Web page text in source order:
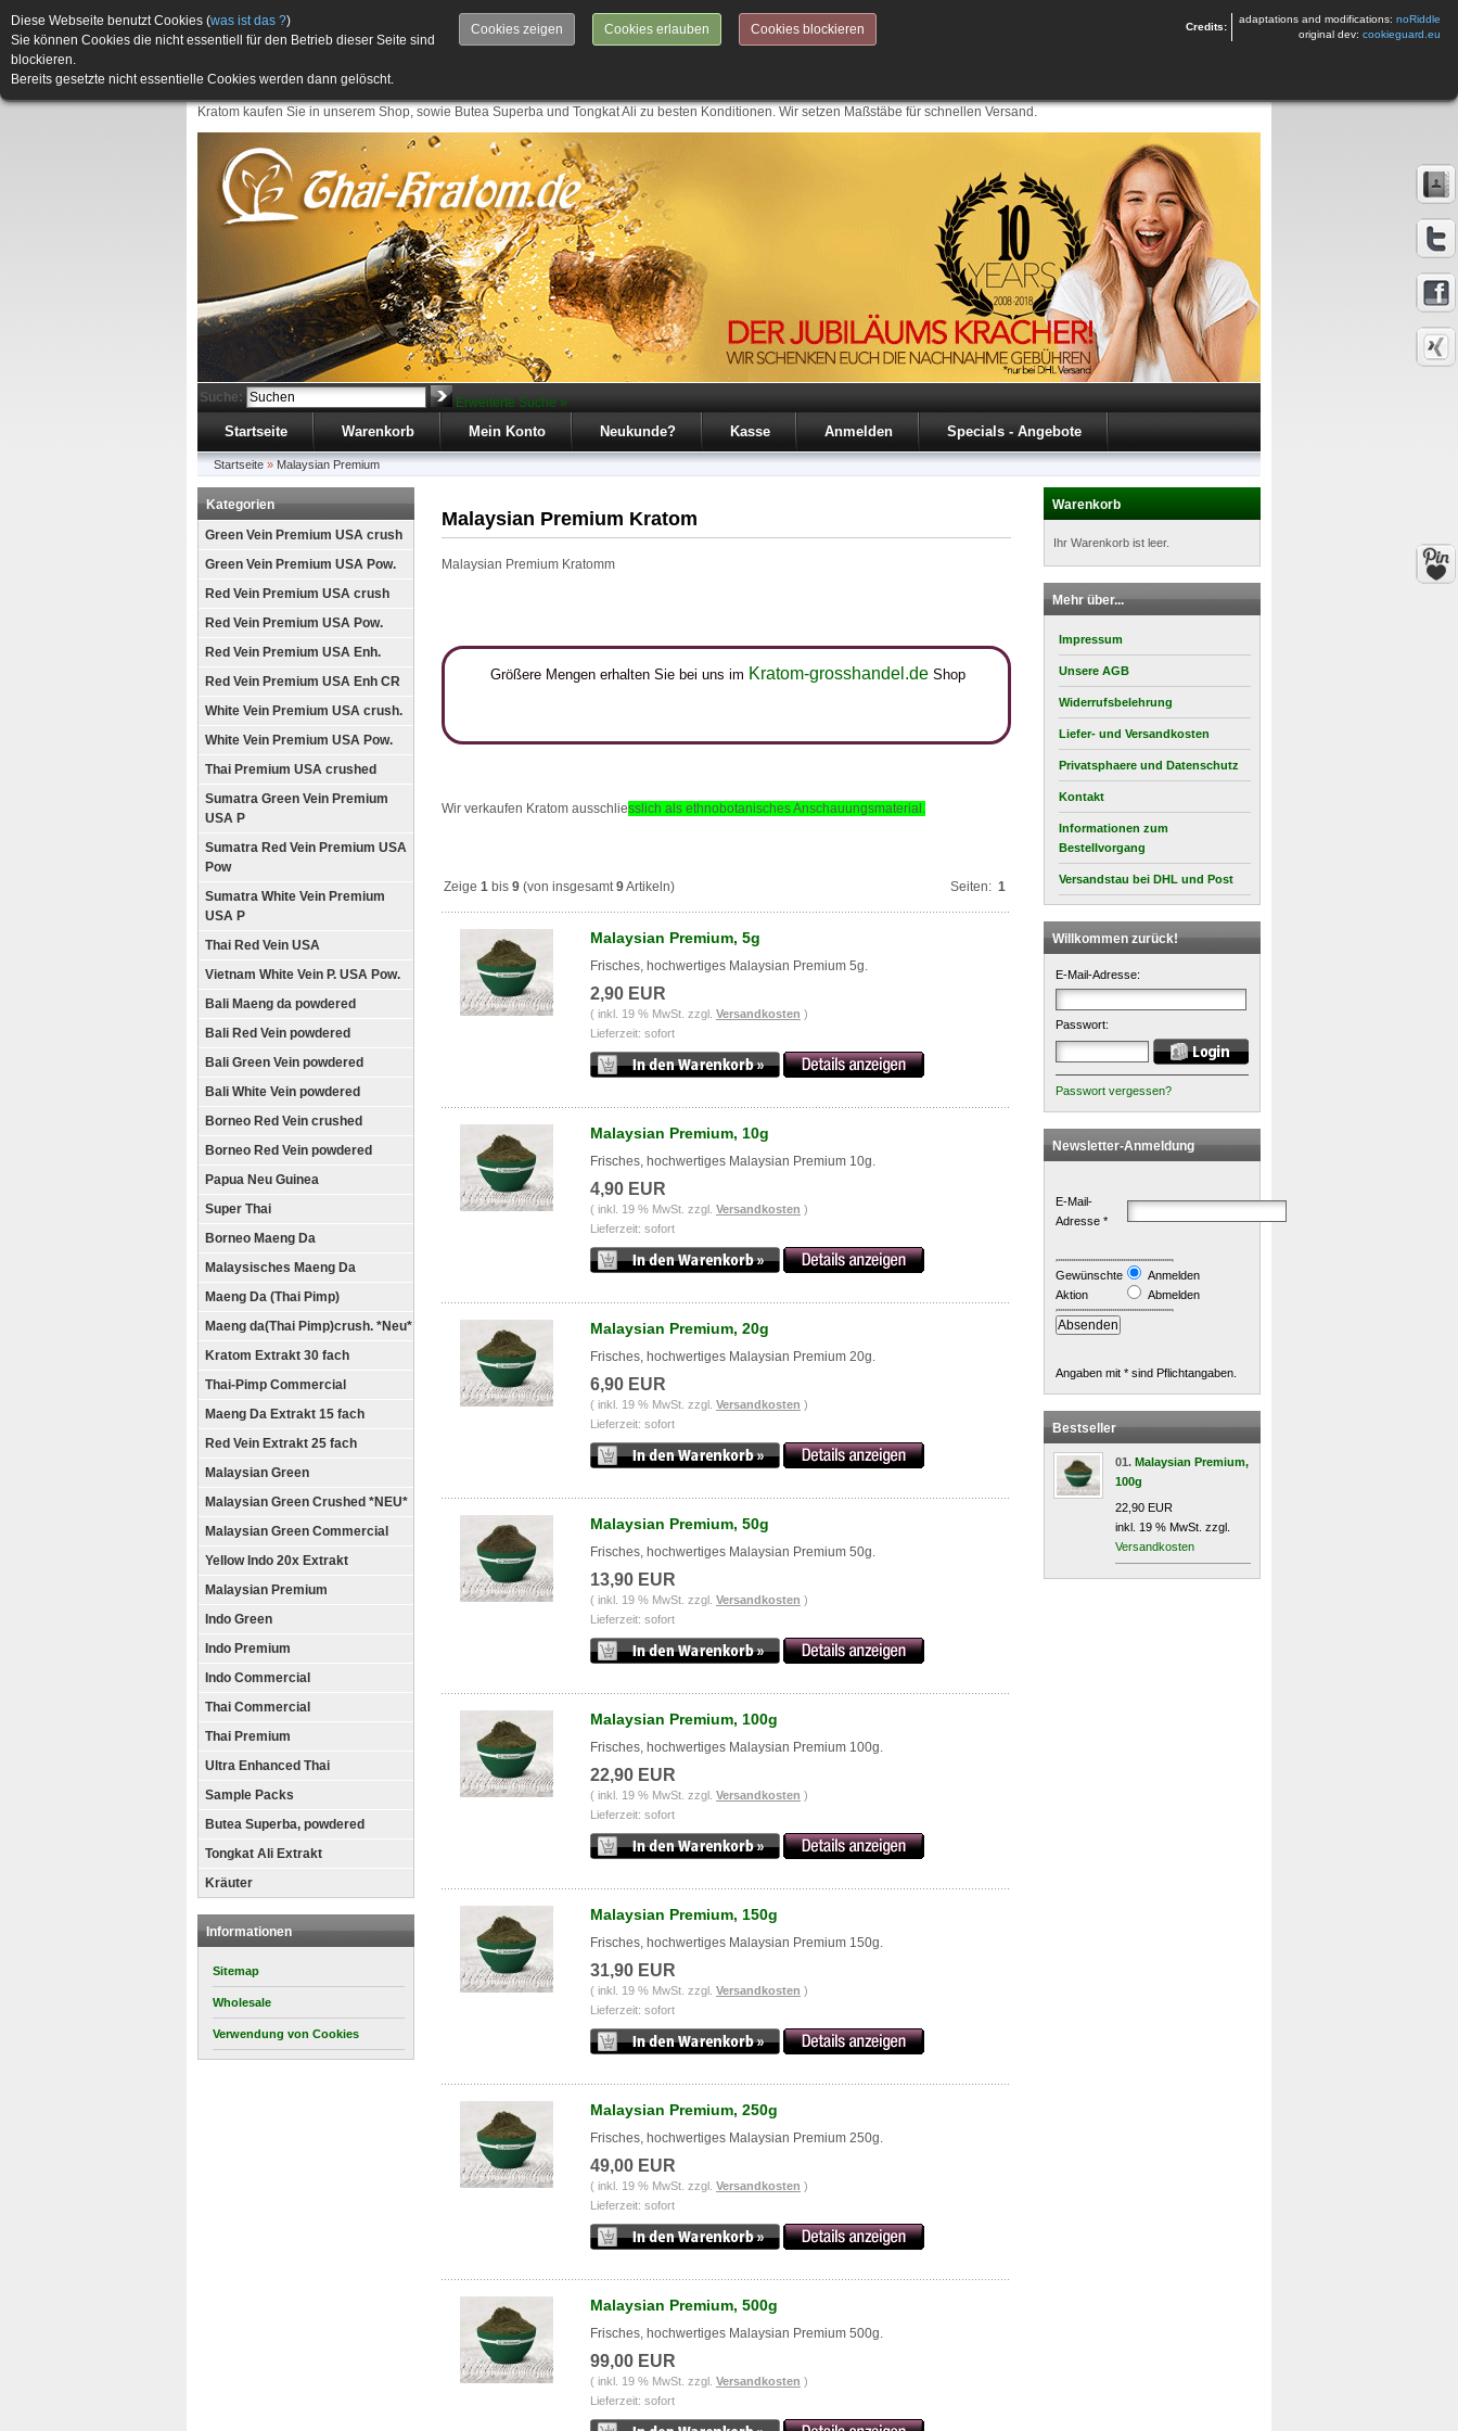
Credits:
adaptations and modifications: noRiddle
original dev: cookieguard.eu
Diese Webseite benutzt Cookies (was ist das ?)
Sie können Cookies die nicht essentiell für den Betrieb dieser Seite sind
blockieren.
Bereits gesetzte nicht essentielle Cookies werden dann gelöscht.
Cookies zeigen Cookies erlauben Cookies blockieren
Kratom kaufen Sie in unserem Shop, sowie Butea Superba und Tongkat Ali zu besten Konditionen. Wir setzen Maßstäbe für schnellen Versand.
Suche: Erweiterte Suche »
Startseite Warenkorb Mein Konto Neukunde? Kasse Anmelden Specials - Angebote
Startseite » Malaysian Premium
Kategorien
Green Vein Premium USA crush
Green Vein Premium USA Pow.
Red Vein Premium USA crush
Red Vein Premium USA Pow.
Red Vein Premium USA Enh.
Red Vein Premium USA Enh CR
White Vein Premium USA crush.
White Vein Premium USA Pow.
Thai Premium USA crushed
Sumatra Green Vein Premium
USA P
Sumatra Red Vein Premium USA
Pow
Sumatra White Vein Premium
USA P
Thai Red Vein USA
Vietnam White Vein P. USA Pow.
Bali Maeng da powdered
Bali Red Vein powdered
Bali Green Vein powdered
Bali White Vein powdered
Borneo Red Vein crushed
Borneo Red Vein powdered
Papua Neu Guinea
Super Thai
Borneo Maeng Da
Malaysisches Maeng Da
Maeng Da (Thai Pimp)
Maeng da(Thai Pimp)crush. *Neu*
Kratom Extrakt 30 fach
Thai-Pimp Commercial
Maeng Da Extrakt 15 fach
Red Vein Extrakt 25 fach
Malaysian Green
Malaysian Green Crushed *NEU*
Malaysian Green Commercial
Yellow Indo 20x Extrakt
Malaysian Premium
Indo Green
Indo Premium
Indo Commercial
Thai Commercial
Thai Premium
Ultra Enhanced Thai
Sample Packs
Butea Superba, powdered
Tongkat Ali Extrakt
Kräuter
Informationen
Sitemap
Wholesale
Verwendung von Cookies
Malaysian Premium Kratom
Malaysian Premium Kratomm
Größere Mengen erhalten Sie bei uns im Kratom-grosshandel.de Shop
Wir verkaufen Kratom ausschliesslich als ethnobotanisches Anschauungsmaterial .
Zeige 1 bis 9 (von insgesamt9Artikeln) Seiten: 1
Malaysian Premium, 5g
Frisches, hochwertiges Malaysian Premium 5g.
2,90 EUR
( inkl. 19 % MwSt. zzgl. Versandkosten )
Lieferzeit: sofort
Malaysian Premium, 10g
Frisches, hochwertiges Malaysian Premium 10g.
4,90 EUR
( inkl. 19 % MwSt. zzgl. Versandkosten )
Lieferzeit: sofort
Malaysian Premium, 20g
Frisches, hochwertiges Malaysian Premium 20g.
6,90 EUR
( inkl. 19 % MwSt. zzgl. Versandkosten )
Lieferzeit: sofort
Malaysian Premium, 50g
Frisches, hochwertiges Malaysian Premium 50g.
13,90 EUR
( inkl. 19 % MwSt. zzgl. Versandkosten )
Lieferzeit: sofort
Malaysian Premium, 100g
Frisches, hochwertiges Malaysian Premium 100g.
22,90 EUR
( inkl. 19 % MwSt. zzgl. Versandkosten )
Lieferzeit: sofort
Malaysian Premium, 150g
Frisches, hochwertiges Malaysian Premium 150g.
31,90 EUR
( inkl. 19 % MwSt. zzgl. Versandkosten )
Lieferzeit: sofort
Malaysian Premium, 250g
Frisches, hochwertiges Malaysian Premium 250g.
49,00 EUR
( inkl. 19 % MwSt. zzgl. Versandkosten )
Lieferzeit: sofort
Malaysian Premium, 500g
Frisches, hochwertiges Malaysian Premium 500g.
99,00 EUR
( inkl. 19 % MwSt. zzgl. Versandkosten )
Lieferzeit: sofort
Warenkorb
Ihr Warenkorb ist leer.
Mehr über...
Impressum
Unsere AGB
Widerrufsbelehrung
Liefer- und Versandkosten
Privatsphaere und Datenschutz
Kontakt
Informationen zum
Bestellvorgang
Versandstau bei DHL und Post
Willkommen zurück!
E-Mail-Adresse:
Passwort:
Passwort vergessen?
Newsletter-Anmeldung
E-Mail-
Adresse *
Gewünschte
Aktion
Anmelden
Abmelden
Angaben mit * sind Pflichtangaben.
Bestseller
01. Malaysian Premium,
100g
22,90 EUR
inkl. 19 % MwSt. zzgl.
Versandkosten